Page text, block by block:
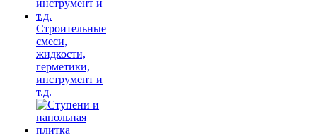
Строительные
смеси,
жидкости,
герметики,
инструмент и
т.д.